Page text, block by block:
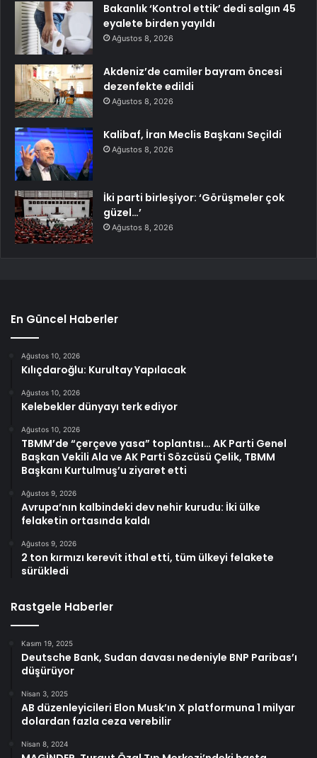
Bakanlık ‘Kontrol ettik’ dedi salgın 45
eyalete birden yayıldı
Ağustos 8, 2026
Akdeniz’de camiler bayram öncesi
dezenfekte edildi
Ağustos 8, 2026
Kalibaf, İran Meclis Başkanı Seçildi
Ağustos 8, 2026
İki parti birleşiyor: ‘Görüşmeler çok
güzel…’
Ağustos 8, 2026
En Güncel Haberler
Ağustos 10, 2026
Kılıçdaroğlu: Kurultay Yapılacak
Ağustos 10, 2026
Kelebekler dünyayı terk ediyor
Ağustos 10, 2026
TBMM’de “çerçeve yasa” toplantısı… AK Parti Genel
Başkan Vekili Ala ve AK Parti Sözcüsü Çelik, TBMM
Başkanı Kurtulmuş’u ziyaret etti
Ağustos 9, 2026
Avrupa’nın kalbindeki dev nehir kurudu: İki ülke
felaketin ortasında kaldı
Ağustos 9, 2026
2 ton kırmızı kerevit ithal etti, tüm ülkeyi felakete
sürükledi
Rastgele Haberler
Kasım 19, 2025
Deutsche Bank, Sudan davası nedeniyle BNP Paribas’ı
düşürüyor
Nisan 3, 2025
AB düzenleyicileri Elon Musk’ın X platformuna 1 milyar
dolardan fazla ceza verebilir
Nisan 8, 2024